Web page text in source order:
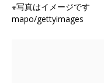
※写真はイメージです
mapo/gettyimages